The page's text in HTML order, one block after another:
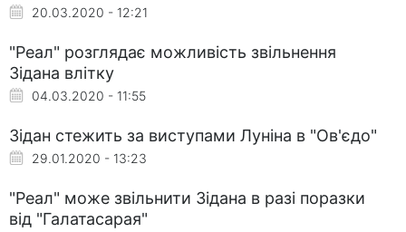
20.03.2020 - 12:21
"Реал" розглядає можливість звільнення
Зідана влітку
04.03.2020 - 11:55
Зідан стежить за виступами Луніна в "Ов'єдо"
29.01.2020 - 13:23
"Реал" може звільнити Зідана в разі поразки
від "Галатасарая"